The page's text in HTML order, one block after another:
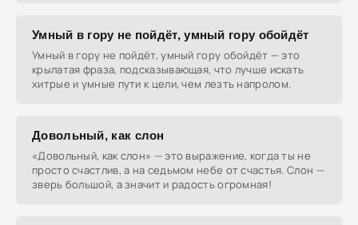
Умный в гору не пойдёт, умный гору обойдёт
Умный в гору не пойдёт, умный гору обойдёт — это
крылатая фраза, подсказывающая, что лучше искать
хитрые и умные пути к цели, чем лезть напролом.
Довольный, как слон
«Довольный, как слон» — это выражение, когда ты не
просто счастлив, а на седьмом небе от счастья. Слон —
зверь большой, а значит и радость огромная!